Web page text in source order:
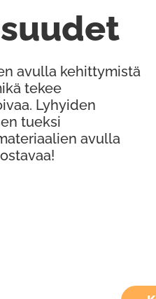
avulla kehittymistä
tekee
Lyhyiden
tueksi
avulla